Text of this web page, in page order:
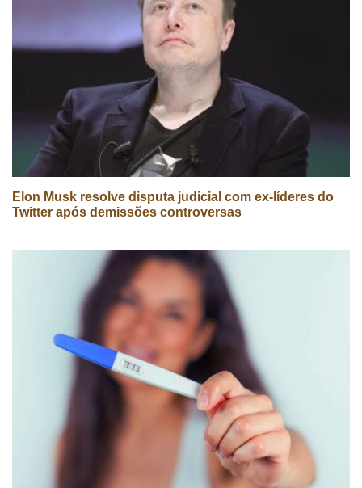
Elon Musk resolve disputa judicial com ex-líderes do
Twitter após demissões controversas